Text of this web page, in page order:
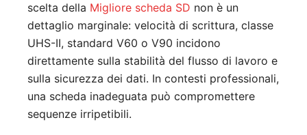
scelta della Migliore scheda SD non è un
dettaglio marginale: velocità di scrittura, classe
UHS-II, standard V60 o V90 incidono
direttamente sulla stabilità del flusso di lavoro e
sulla sicurezza dei dati. In contesti professionali,
una scheda inadeguata può compromettere
sequenze irripetibili.